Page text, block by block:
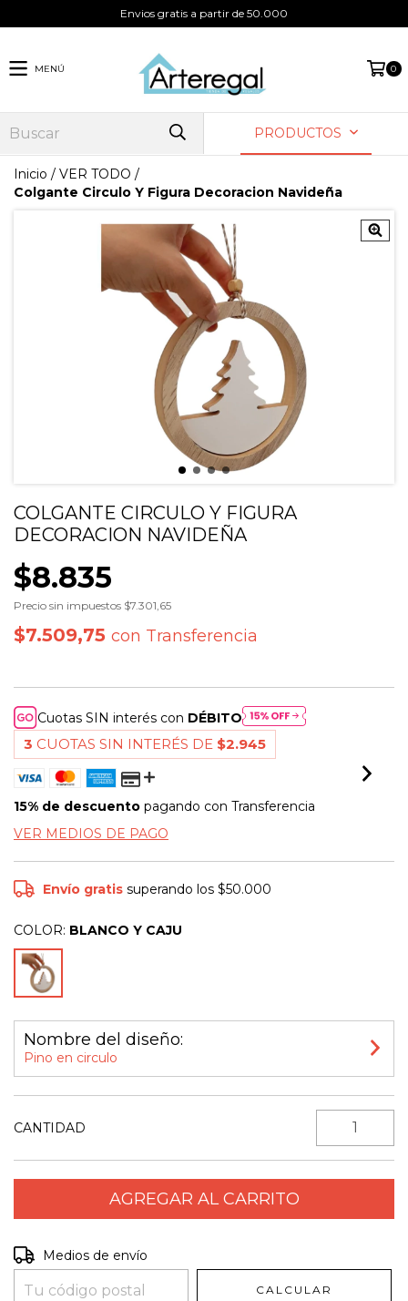
Envios gratis a partir de 50.000
MENÚ 0
PRODUCTOS
Inicio / VER TODO /
Colgante Circulo Y Figura Decoracion Navideña
COLGANTE CIRCULO Y FIGURA
DECORACION NAVIDEÑA
$8.835
Precio sin impuestos $7.301,65
$7.509,75 con Transferencia
Cuotas SIN interés con DÉBITO
3 CUOTAS SIN INTERÉS DE $2.945
15% de descuento pagando con Transferencia
VER MEDIOS DE PAGO
Envío gratis superando los$50.000
COLOR: BLANCO Y CAJU
Nombre del diseño:
Pino en circulo
CANTIDAD
Entregas para el CP:
Medios de envío
CALCULAR